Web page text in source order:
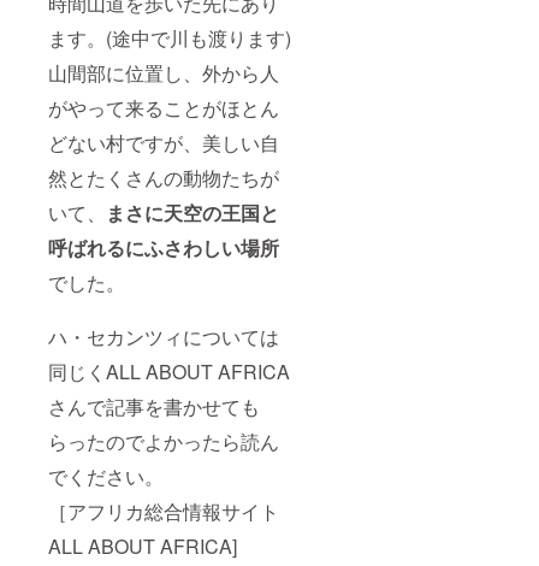
ます。(途中で川も渡ります)
山間部に位置し、外から人
がやって来ることがほとん
どない村ですが、美しい自
然とたくさんの動物たちが
いて、
まさに天空の王国と
呼ばれるにふさわしい場所
でした。
ハ・セカンツィについては
同じくALL ABOUT AFRICA
さんで記事を書かせても
らったのでよかったら読ん
でください。
［アフリカ総合情報サイト
ALL ABOUT AFRICA]